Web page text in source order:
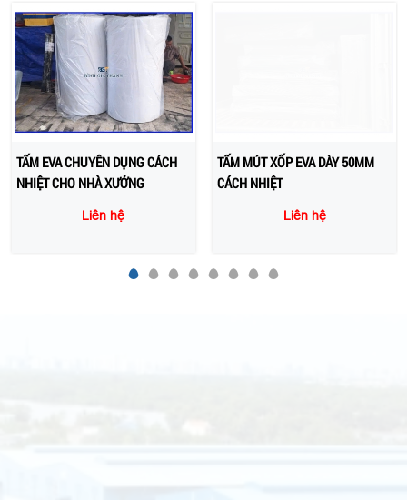
TẤM EVA CHUYÊN DỤNG CÁCH
NHIỆT CHO NHÀ XƯỞNG
Liên hệ
TẤM MÚT XỐP EVA DÀY 50MM
CÁCH NHIỆT
Liên hệ